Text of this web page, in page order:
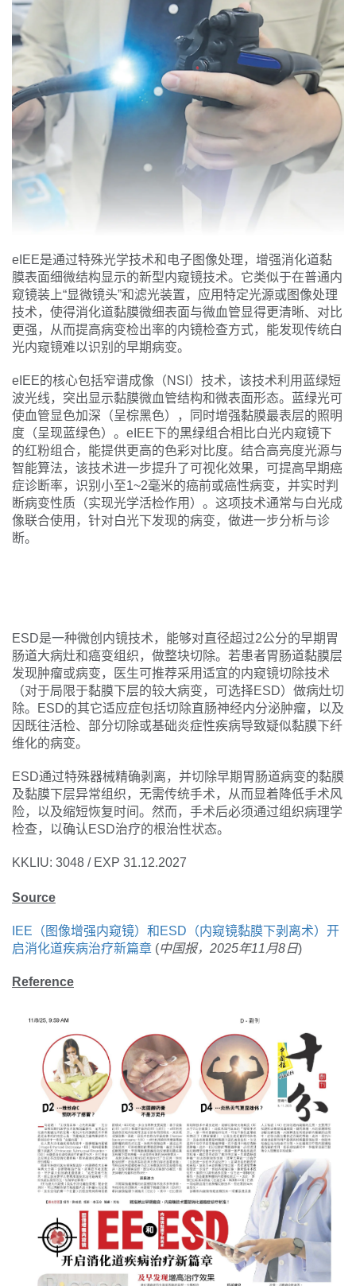
eIEE是通过特殊光学技术和电子图像处理，增强消化道黏
膜表面细微结构显示的新型内窥镜技术。它类似于在普通内
窥镜装上“显微镜头”和滤光装置，应用特定光源或图像处理
技术，使得消化道黏膜微细表面与微血管显得更清晰、对比
更强，从而提高病变检出率的内镜检查方式，能发现传统白
光内窥镜难以识别的早期病变。
eIEE的核心包括窄谱成像（NSI）技术，该技术利用蓝绿短
波光线，突出显示黏膜微血管结构和微表面形态。蓝绿光可
使血管显色加深（呈棕黑色），同时增强黏膜最表层的照明
度（呈现蓝绿色）。eIEE下的黑绿组合相比白光内窥镜下
的红粉组合，能提供更高的色彩对比度。结合高亮度光源与
智能算法，该技术进一步提升了可视化效果，可提高早期癌
症诊断率，识别小至1~2毫米的癌前或癌性病变，并实时判
断病变性质（实现光学活检作用）。这项技术通常与白光成
像联合使用，针对白光下发现的病变，做进一步分析与诊
断。
ESD是一种微创内镜技术，能够对直径超过2公分的早期胃
肠道大病灶和癌变组织，做整块切除。若患者胃肠道黏膜层
发现肿瘤或病变，医生可推荐采用适宜的内窥镜切除技术
（对于局限于黏膜下层的较大病变，可选择ESD）做病灶切
除。ESD的其它适应症包括切除直肠神经内分泌肿瘤，以及
因既往活检、部分切除或基础炎症性疾病导致疑似黏膜下纤
维化的病变。
ESD通过特殊器械精确剥离，并切除早期胃肠道病变的黏膜
及黏膜下层异常组织，无需传统手术，从而显着降低手术风
险，以及缩短恢复时间。然而，手术后必须通过组织病理学
检查，以确认ESD治疗的根治性状态。
KKLIU: 3048 / EXP 31.12.2027
Source
IEE（图像增强内窥镜）和ESD（内窥镜黏膜下剥离术）开
启消化道疾病治疗新篇章 (中国报，2025年11月8日)
Reference